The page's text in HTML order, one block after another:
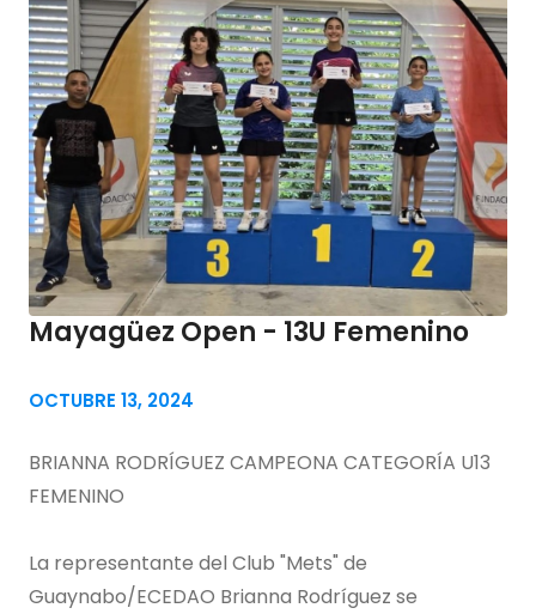
Mayagüez Open - 13U Femenino
OCTUBRE 13, 2024
BRIANNA RODRÍGUEZ CAMPEONA CATEGORÍA U13
FEMENINO
La representante del Club "Mets" de
Guaynabo/ECEDAO Brianna Rodríguez se